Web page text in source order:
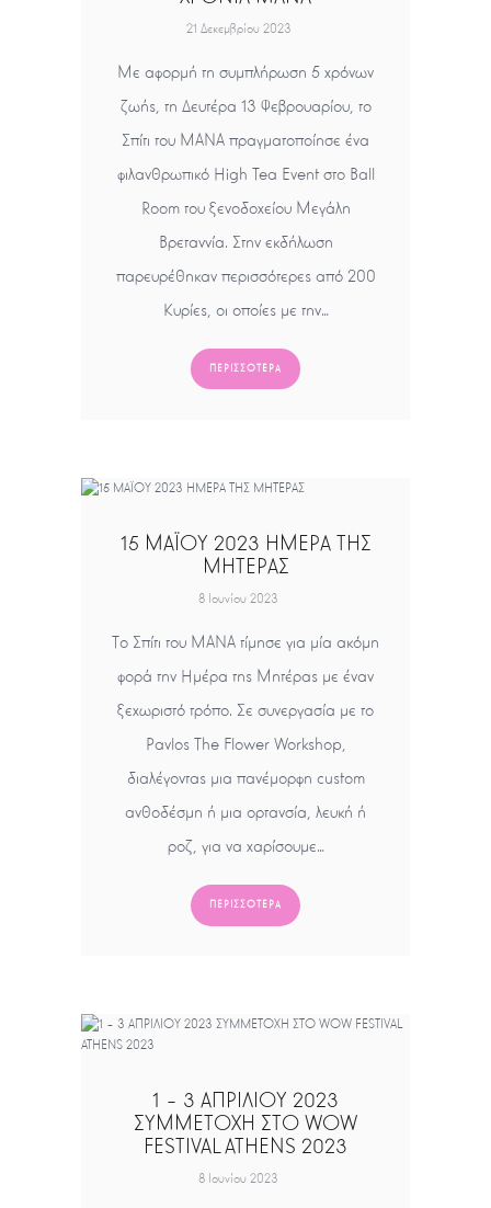
21 Δεκεμβρίου 2023
Με αφορμή τη συμπλήρωση 5 χρόνων
ζωής, τη Δευτέρα 13 Φεβρουαρίου, το
Σπίτι του ΜΑΝΑ πραγματοποίησε ένα
φιλανθρωπικό High Tea Event στο Ball
Room του ξενοδοχείου Μεγάλη
Βρεταννία. Στην εκδήλωση
παρευρέθηκαν περισσότερες από 200
Κυρίες, οι οποίες με την…
ΠΕΡΙΣΣΌΤΕΡΑ
15 ΜΑΪΟΥ 2023 ΗΜΕΡΑ ΤΗΣ
ΜΗΤΕΡΑΣ
8 Ιουνίου 2023
Το Σπίτι του ΜΑΝΑ τίμησε για μία ακόμη
φορά την Ημέρα της Μητέρας με έναν
ξεχωριστό τρόπο. Σε συνεργασία με το
Pavlos The Flower Workshop,
διαλέγοντας μια πανέμορφη custom
ανθοδέσμη ή μια ορτανσία, λευκή ή
ροζ, για να χαρίσουμε…
ΠΕΡΙΣΣΌΤΕΡΑ
1 – 3 ΑΠΡΙΛΙΟΥ 2023
ΣΥΜΜΕΤΟΧΗ ΣΤΟ WOW
FESTIVAL ATHENS 2023
8 Ιουνίου 2023